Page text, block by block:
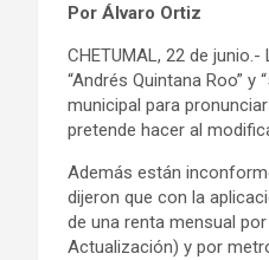
Por Álvaro Ortiz
CHETUMAL, 22 de
“Andrés Quintana Roo”
municipal para
pretende hacer al
Además están
dijeron que con la
de una renta mensual
Actualización) y por